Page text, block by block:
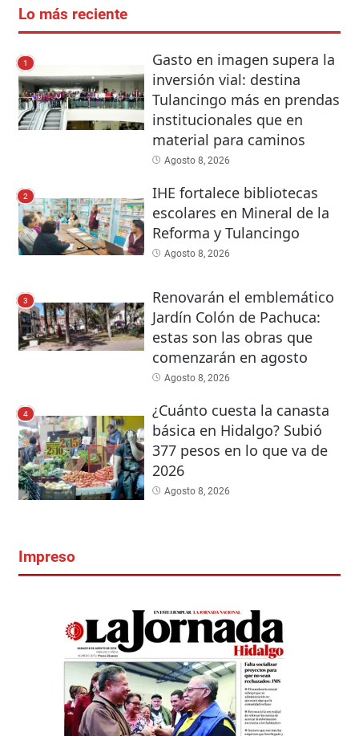
Lo más reciente
1
Gasto en imagen supera la
inversión vial: destina
Tulancingo más en prendas
institucionales que en
material para caminos
Agosto 8, 2026
2
IHE fortalece bibliotecas
escolares en Mineral de la
Reforma y Tulancingo
Agosto 8, 2026
3
Renovarán el emblemático
Jardín Colón de Pachuca:
estas son las obras que
comenzarán en agosto
Agosto 8, 2026
4
¿Cuánto cuesta la canasta
básica en Hidalgo? Subió
377 pesos en lo que va de
2026
Agosto 8, 2026
Impreso